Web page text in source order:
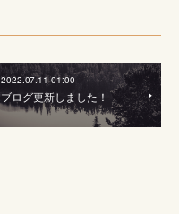
2022.07.11 01:00
ブログ更新しました！